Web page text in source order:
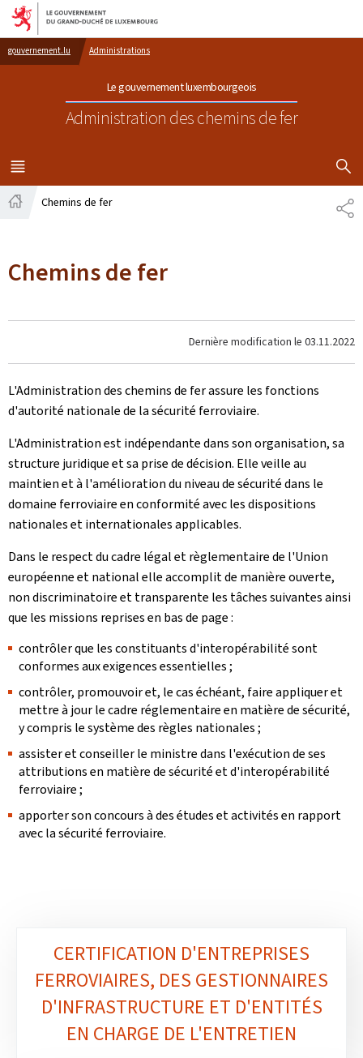
Aller au menu principal
Aller au contenu
gouvernement.lu Administrations
Le gouvernement luxembourgeois
Administration des chemins de fer
MENU
PRINCIPAL
Chemins de fer
Chemins de fer
Dernière modification le 03.11.2022
L'Administration des chemins de fer assure les fonctions
d'autorité nationale de la sécurité ferroviaire.
L'Administration est indépendante dans son organisation, sa
structure juridique et sa prise de décision. Elle veille au
maintien et à l'amélioration du niveau de sécurité dans le
domaine ferroviaire en conformité avec les dispositions
nationales et internationales applicables.
Dans le respect du cadre légal et règlementaire de l'Union
européenne et national elle accomplit de manière ouverte,
non discriminatoire et transparente les tâches suivantes ainsi
que les missions reprises en bas de page :
contrôler que les constituants d'interopérabilité sont
conformes aux exigences essentielles ;
contrôler, promouvoir et, le cas échéant, faire appliquer et
mettre à jour le cadre réglementaire en matière de sécurité,
y compris le système des règles nationales ;
assister et conseiller le ministre dans l'exécution de ses
attributions en matière de sécurité et d'interopérabilité
ferroviaire ;
apporter son concours à des études et activités en rapport
avec la sécurité ferroviaire.
rubriques
CERTIFICATION D'ENTREPRISES
FERROVIAIRES, DES GESTIONNAIRES
D'INFRASTRUCTURE ET D'ENTITÉS
EN CHARGE DE L'ENTRETIEN